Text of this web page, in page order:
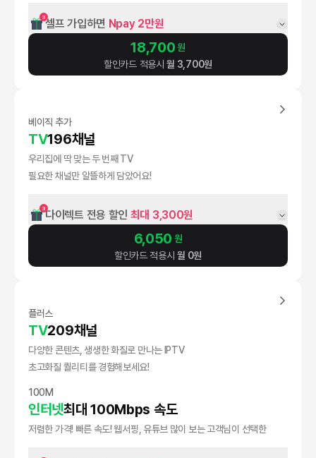
3셀프 가입하면 Npay 2만원
18,700원
할인카드 적용시 월 3,700원
베이직 추가
TV196채널
우리집에 딱 맞는 두 번째 TV
필요한 채널만 알뜰하게 담았어요!
3다이렉트 전용 할인 최대 3,300원
6,050 원
할인카드 적용시 월 0원
플러스
TV209채널
다양한 콘텐츠, 생생한 화질로 만나는 IPTV
초고화질 퀄리티를 경험해보세요!
100M
인터넷최대 100Mbps 속도
저렴한 가격! 빠른 속도! 웹서핑, 유튜브 많이 보는 고객님이 선택한